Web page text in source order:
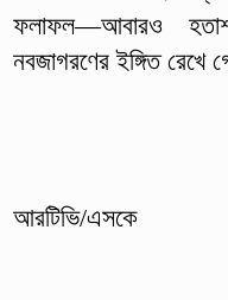
ফলাফল—আবারও
নবজাগরণের ইঙ্গিত রেখে
আরটিভি/এসকে